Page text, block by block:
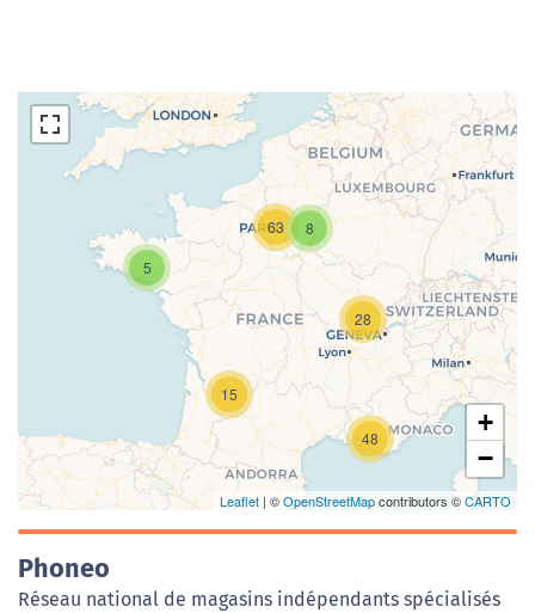
Chargement de la carte en cours...
48
28
8
15
63
5
+
−
Leaflet | ©OpenStreetMapcontributors ©CARTO
Phoneo
Réseau national de magasins indépendants spécialisés